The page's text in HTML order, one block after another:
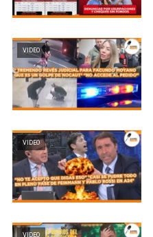
VIDEO
VIDEO
VIDEO